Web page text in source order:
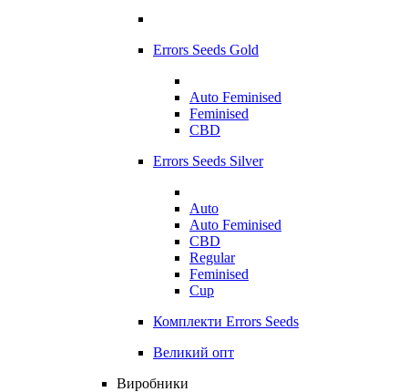
Errors Seeds Gold
Auto Feminised
Feminised
CBD
Errors Seeds Silver
Auto
Auto Feminised
CBD
Regular
Feminised
Cup
Комплекти Errors Seeds
Великий опт
Виробники